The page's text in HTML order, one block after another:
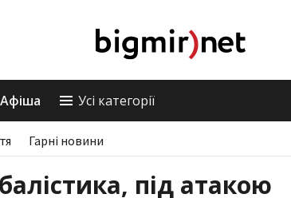
Афіша Усі категорії
Гарні новини
під атакою